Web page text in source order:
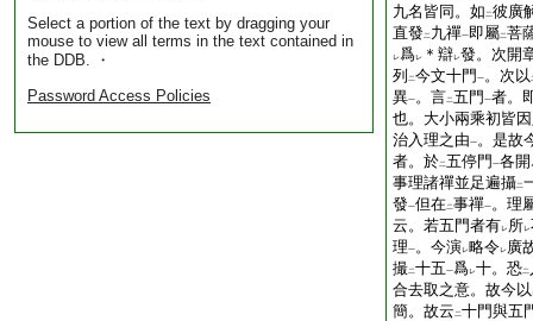
Select a portion of the text by dragging your
mouse to view all terms in the text contained in
the DDB. ・
Password Access Policies
九名皆同。如 二彼廣
直發 二 九禪一即屬二菩
レ爲レ ＊辯レ發。次開
列
二今文十門 一。次以
異一。言二五門 一者。
也。大小兩乘初皆
治入理之由一。是故
者。於二五停門 一各
事理諸禪並足遍攝二
發一但在二事禪一。理
云。若五門者有レ所レ
理一。今演レ略令レ廣
撮二十五一爲レ十。恐二
合去取之意。故今以
簡。故云 二十門與五